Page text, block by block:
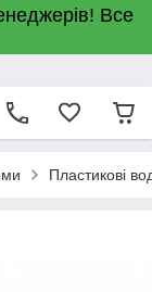
Все
Пластикові